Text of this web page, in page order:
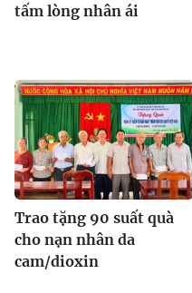
tấm lòng nhân ái
Trao tặng 90 suất quà
cho nạn nhân da
cam/dioxin